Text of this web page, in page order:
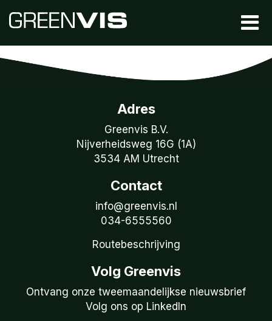
Adres
Greenvis B.V.
Nijverheidsweg 16G (1A)
3534 AM Utrecht
Contact
info@greenvis.nl
034-6555560
Routebeschrijving
Volg Greenvis
Ontvang onze tweemaandelijkse nieuwsbrief
Volg ons op LinkedIn